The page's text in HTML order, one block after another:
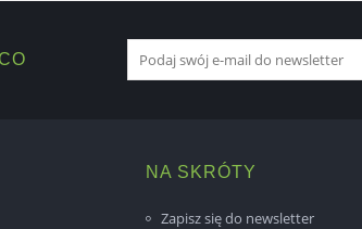
NA SKRÓTY
Zapisz się do newsletter